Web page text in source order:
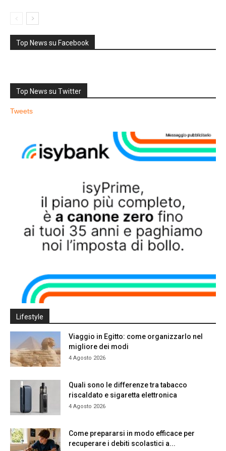
Top News su Facebook
Top News su Twitter
Tweets
Lifestyle
Viaggio in Egitto: come organizzarlo nel
migliore dei modi
4 Agosto 2026
Quali sono le differenze tra tabacco
riscaldato e sigaretta elettronica
4 Agosto 2026
Come prepararsi in modo efficace per
recuperare i debiti scolastici a...